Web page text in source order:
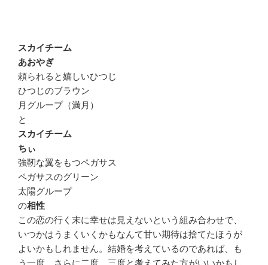
スカイチーム
あおやぎ
頼られると嬉しいひつじ
ひつじのブラウン
月グループ（満月）
と
スカイチーム
ちぃ
強靭な翼をもつペガサス
ペガサスのグリーン
太陽グループ
の相性
この恋の行く末に幸せは見えないという組み合わせで、
いつかはうまくいくかもなんて甘い期待は捨てたほうが
よいかもしれません。結婚を考えているのであれば、も
う一度、さらに二度、三度と考えてみた方がいいかもし